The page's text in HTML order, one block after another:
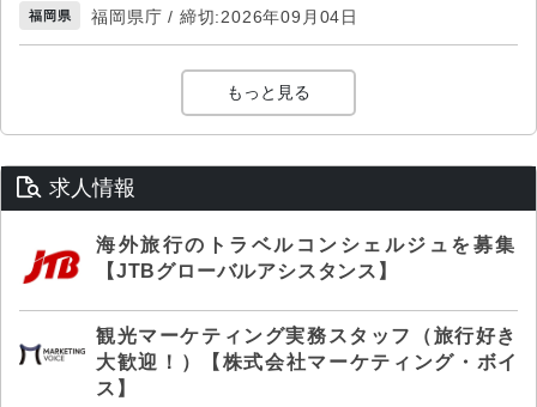
福岡県 福岡県庁 / 締切:2026年09月04日
もっと見る
求人情報
海外旅行のトラベルコンシェルジュを募集
【JTBグローバルアシスタンス】
観光マーケティング実務スタッフ（旅行好き
大歓迎！）【株式会社マーケティング・ボイ
ス】